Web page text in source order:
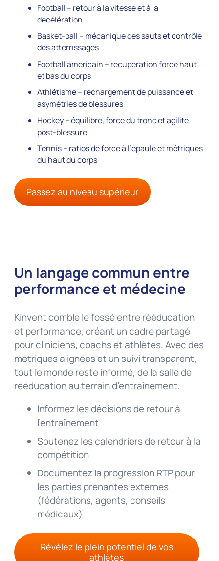
Football – retour à la vitesse et à la
décélération
Basket-ball – mécanique des sauts et contrôle
des atterrissages
Football américain – récupération force haut
et bas du corps
Athlétisme – rechargement de puissance et
asymétries de blessures
Hockey – équilibre, force du tronc et agilité
post-blessure
Tennis – ratios de force à l’épaule et métriques
du haut du corps
Passez au niveau supérieur
Un langage commun entre
performance et médecine
Kinvent comble le fossé entre rééducation
et performance, créant un cadre partagé
pour cliniciens, coachs et athlètes. Avec des
métriques alignées et un suivi transparent,
tout le monde reste informé, de la salle de
rééducation au terrain d’entraînement.
Informez les décisions de retour à
l’entraînement
Soutenez les calendriers de retour à la
compétition
Documentez la progression RTP pour
les parties prenantes externes
(fédérations, agents, conseils
médicaux)
Révélez le plein potentiel de vos
athlètes